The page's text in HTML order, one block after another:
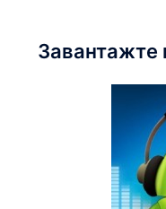
Завантажте